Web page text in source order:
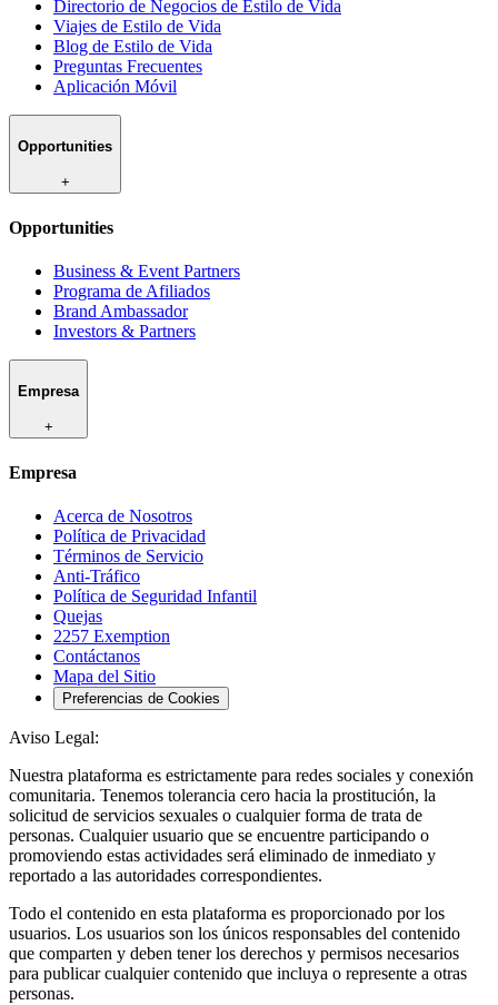
Directorio de Negocios de Estilo de Vida
Viajes de Estilo de Vida
Blog de Estilo de Vida
Preguntas Frecuentes
Aplicación Móvil
Opportunities
+
Opportunities
Business & Event Partners
Programa de Afiliados
Brand Ambassador
Investors & Partners
Empresa
+
Empresa
Acerca de Nosotros
Política de Privacidad
Términos de Servicio
Anti-Tráfico
Política de Seguridad Infantil
Quejas
2257 Exemption
Contáctanos
Mapa del Sitio
Preferencias de Cookies
Aviso Legal:
Nuestra plataforma es estrictamente para redes sociales y conexión
comunitaria. Tenemos tolerancia cero hacia la prostitución, la
solicitud de servicios sexuales o cualquier forma de trata de
personas. Cualquier usuario que se encuentre participando o
promoviendo estas actividades será eliminado de inmediato y
reportado a las autoridades correspondientes.
Todo el contenido en esta plataforma es proporcionado por los
usuarios. Los usuarios son los únicos responsables del contenido
que comparten y deben tener los derechos y permisos necesarios
para publicar cualquier contenido que incluya o represente a otras
personas.